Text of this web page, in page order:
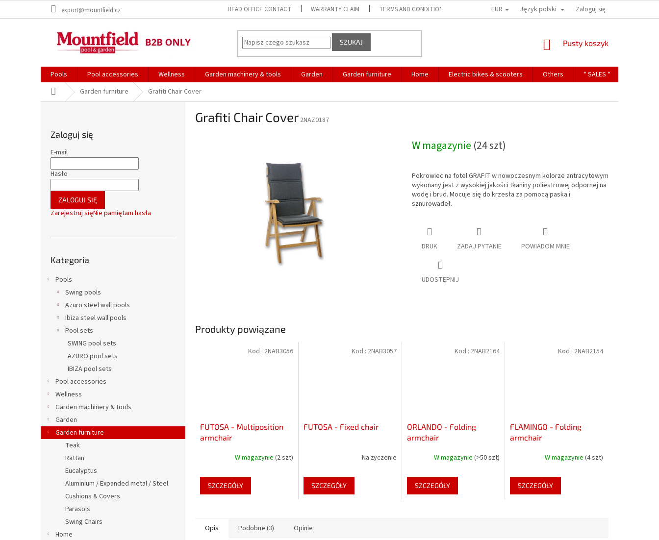
export@mountfield.cz HEAD OFFICE CONTACT WARRANTY CLAIM TERMS AND CONDITIONS TERMS OF PERSONAL DATA PROTECTION
EUR Język polski Zaloguj się
SZUKAJ KOSZYK
Pusty koszyk
Pools Pool accessories Wellness Garden machinery & tools Garden Garden furniture Home Electric bikes & scooters Others * SALES *
Home Garden furniture Grafiti Chair Cover
Zaloguj się
E-mail
Hasło
ZALOGUJ SIĘ
Zarejestruj sięNie pamiętam hasła
kategorie
Kategoria
Pools
Swing pools
Azuro steel wall pools
Ibiza steel wall pools
Pool sets
SWING pool sets
AZURO pool sets
IBIZA pool sets
Pool accessories
Wellness
Garden machinery & tools
Garden
Garden furniture
Teak
Rattan
Eucalyptus
Aluminium / Expanded metal / Steel
Cushions & Covers
Parasols
Swing Chairs
Home
Grafiti Chair Cover 2NAZ0187
W magazynie (24 szt)
Pokrowiec na fotel GRAFIT w nowoczesnym kolorze antracytowym
wykonany jest z wysokiej jakości tkaniny poliestrowej odpornej na
wodę i brud. Mocuje się do krzesła za pomocą paska i
sznurowadeł.
DRUK ZADAJ PYTANIE POWIADOM MNIE
UDOSTĘPNIJ
Produkty powiązane
FUTOSA - Multiposition
armchair
W magazynie (2 szt)
SZCZEGÓŁY
Kod : 2NAB3056
FUTOSA - Fixed chair
Na życzenie
SZCZEGÓŁY
Kod : 2NAB3057
ORLANDO - Folding
armchair
W magazynie(>50 szt)
SZCZEGÓŁY
Kod : 2NAB2164
FLAMINGO - Folding
armchair
W magazynie (4 szt)
SZCZEGÓŁY
Kod : 2NAB2154
Opis Podobne (3) Opinie